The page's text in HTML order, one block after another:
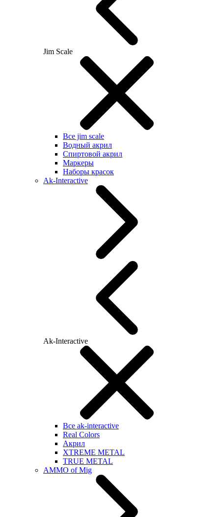
Jim Scale
Все jim scale
Водный акрил
Спиртовой акрил
Маркеры
Наборы красок
Ak-Interactive
Ak-Interactive
Все ak-interactive
Real Colors
Акрил
XTREME METAL
TRUE METAL
AMMO of Mig